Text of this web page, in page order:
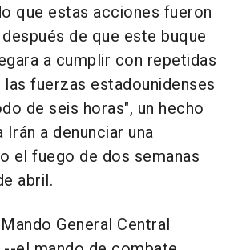
que estas acciones fueron
de que este buque
a cumplir con repetidas
fuerzas estadounidenses
de seis horas", un hecho
a denunciar una
el fuego de dos semanas
abril.
General Central